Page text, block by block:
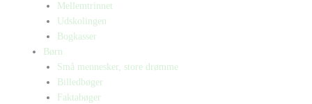
Mellemtrinnet
Udskolingen
Bogkasser
Børn
Små mennesker, store drømme
Billedbøger
Faktabøger